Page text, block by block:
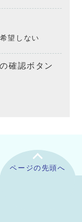
望しない
確認ボタン
ページの先頭へ